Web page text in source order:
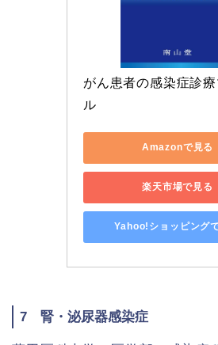
がん患者の感染症診
ル
Amazonで見る
楽天市場で見る
Yahoo!ショッピング
7 腎・泌尿器感染症